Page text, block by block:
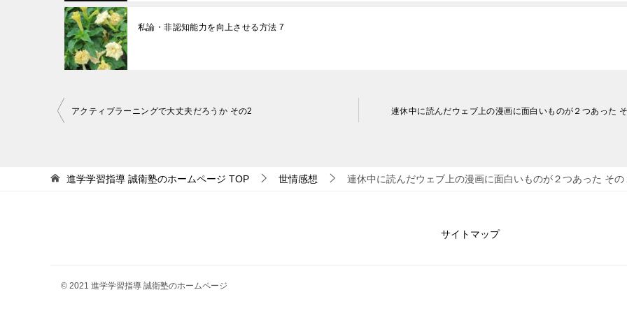
私論・非認知能力を向上させる方法 7
投
ビ
ン
アクティブラーニングで大丈夫だろうか その2 連休中に読んだウェブ上の漫画に面白いものが２つあった
進学学習指導 誠衛塾のホームページ TOP 世情感想 連休中に読んだウェブ上の漫画に面白いものが２つあった その
サイトマップ
© 2021 進学学習指導 誠衛塾のホームページ